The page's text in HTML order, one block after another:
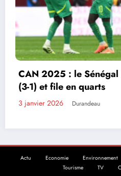
le Soudan
Tourisme
TV